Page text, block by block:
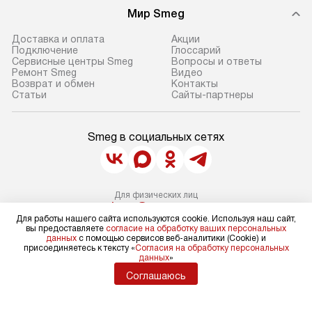
В день, согласованный с вами,
упакованный товар до подъезда.
Если вам необходимо доставить
покупку до двери вашей квартиры
или места установки, пожалуйста,
предварительно согласуйте это
с менеджером. За эту услугу будет
взиматься дополнительная плата.
Обратите внимание на размеры
холодильника не позволяют
пронести его через дверной проем,
сотрудники транспортной службы
не имеют права производить
демонтаж дверцы, ручек или других
выступающих элементов, так как
в себя снятие
отдельных
по уровню и
коммуникаций,
материалы,
и
Мир Smeg
Доставка и оплата
Подключение
Сервисные центры Smeg
Ремонт Smeg
Возврат и обмен
Статьи
Акции
Глоссарий
Вопросы и ответы
Видео
Контакты
Сайты-партнеры
Smeg в социальных сетях
Для физических лиц
shop@sm-rus.ru
Для юридических лиц
business@kvalitet.company
НАПИСАТЬ РУКОВОДСТВУ
Для работы нашего сайта используются cookie. Используя наш сайт,
вы предоставляете согласие на обработку ваших персональных
данных с помощью сервисов веб-аналитики (Cookie) и
присоединяетесь к тексту «Согласия на обработку персональных
данных»
Соглашаюсь